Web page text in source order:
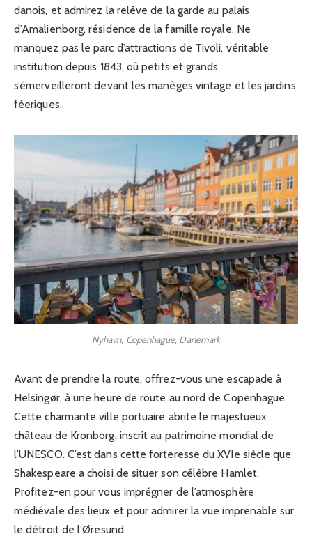
danois, et admirez la relève de la garde au palais
d’Amalienborg, résidence de la famille royale. Ne
manquez pas le parc d’attractions de Tivoli, véritable
institution depuis 1843, où petits et grands
s’émerveilleront devant les manèges vintage et les jardins
féeriques.
Nyhavn, Copenhague, Danemark
Avant de prendre la route, offrez-vous une escapade à
Helsingør, à une heure de route au nord de Copenhague.
Cette charmante ville portuaire abrite le majestueux
château de Kronborg, inscrit au patrimoine mondial de
l’UNESCO. C’est dans cette forteresse du XVIe siècle que
Shakespeare a choisi de situer son célèbre Hamlet.
Profitez-en pour vous imprégner de l’atmosphère
médiévale des lieux et pour admirer la vue imprenable sur
le détroit de l’Øresund.